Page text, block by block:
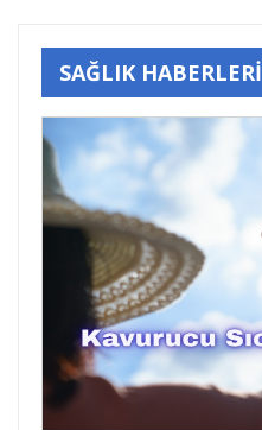
SAĞLIK HABERLERİ